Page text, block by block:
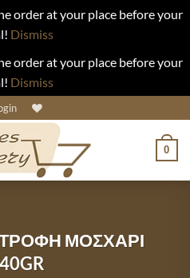
order at your place before your
Dismiss
order at your place before your
Dismiss
0
ΜΟΣΧΑΡΙ